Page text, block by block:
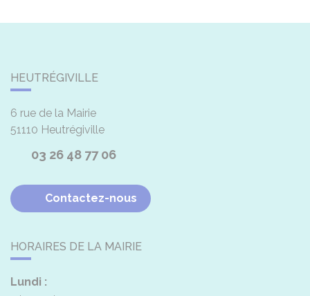
HEUTRÉGIVILLE
6 rue de la Mairie
51110 Heutrégiville
03 26 48 77 06
Contactez-nous
HORAIRES DE LA MAIRIE
Lundi :